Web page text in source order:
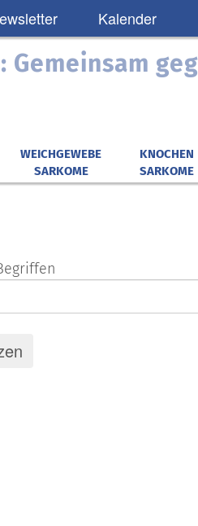
Kalender
WEICHGEWEBE
SARKOME
KNOCHEN
SARKOME